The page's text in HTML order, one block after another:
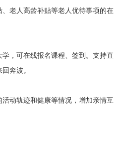
老人高龄补贴等老人优待事项的在
，可在线报名课程、签到。支持直
奔波。
动轨迹和健康等情况，增加亲情互